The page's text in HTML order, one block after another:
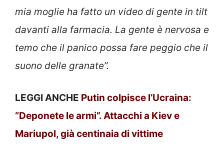
mia moglie ha fatto un video di gente in tilt
davanti alla farmacia. La gente è nervosa e
temo che il panico possa fare peggio che il
suono delle granate”.
LEGGI ANCHE Putin colpisce l’Ucraina:
“Deponete le armi”. Attacchi a Kiev e
Mariupol, già centinaia di vittime